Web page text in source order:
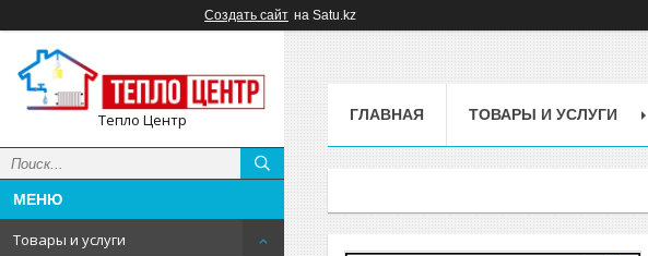
Создать сайт на Satu.kz
Тепло Центр
Товары и услуги
ГЛАВНАЯ ТОВАРЫ И УСЛУГИ